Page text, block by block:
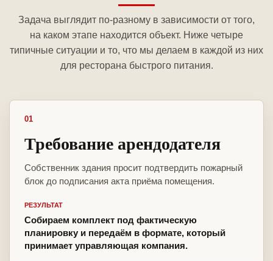
Задача выглядит по-разному в зависимости от того,
на каком этапе находится объект. Ниже четыре
типичные ситуации и то, что мы делаем в каждой из них
для ресторана быстрого питания.
01
Требование арендодателя
Собственник здания просит подтвердить пожарный
блок до подписания акта приёма помещения.
РЕЗУЛЬТАТ
Собираем комплект под фактическую
планировку и передаём в формате, который
принимает управляющая компания.